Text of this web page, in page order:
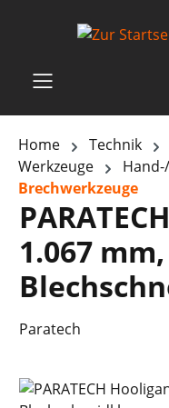
Home Technik
Werkzeuge
Brechwerkzeuge
1.067
Paratech
Bildergalerie